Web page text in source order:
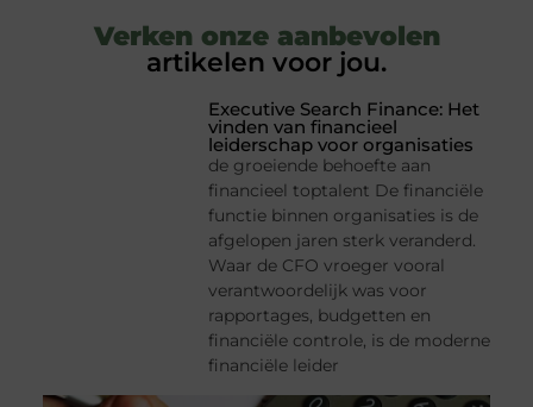
Verken onze aanbevolen
artikelen voor jou.
Executive Search Finance: Het
vinden van financieel
leiderschap voor organisaties
de groeiende behoefte aan
financieel toptalent De financiële
functie binnen organisaties is de
afgelopen jaren sterk veranderd.
Waar de CFO vroeger vooral
verantwoordelijk was voor
rapportages, budgetten en
financiële controle, is de moderne
financiële leider